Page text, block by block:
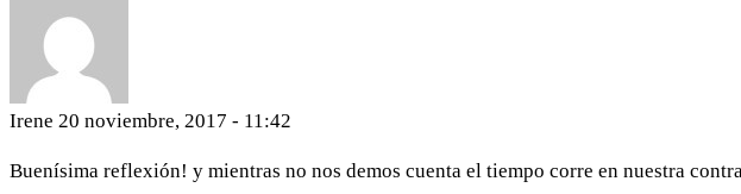
Irene 20 noviembre, 2017 - 11:42
Buenísima reflexión! y mientras no nos demos cuenta el tiempo corre en nuestra